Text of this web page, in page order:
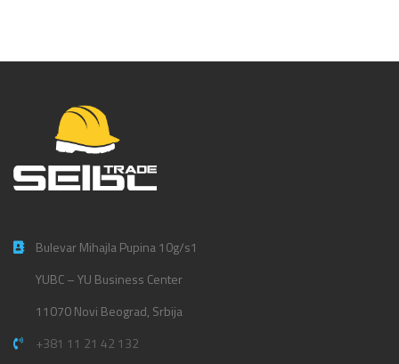
Bulevar Mihajla Pupina 10g/s1
YUBC – YU Business Center
11070 Novi Beograd, Srbija
+381 11 21 42 132